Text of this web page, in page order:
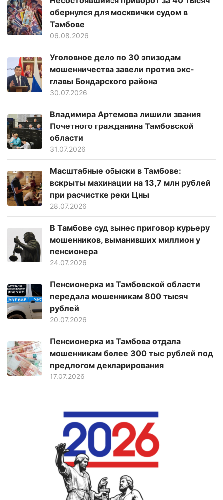
обернулся для москвички судом в
Тамбове
06.08.2026
Уголовное дело по 30 эпизодам
мошенничества завели против экс-
главы Бондарского района
30.07.2026
Владимира Артемова лишили звания
Почетного гражданина Тамбовской
области
31.07.2026
Масштабные обыски в Тамбове:
вскрыты махинации на 13,7 млн рублей
при расчистке реки Цны
28.07.2026
В Тамбове суд вынес приговор курьеру
мошенников, выманивших миллион у
пенсионера
24.07.2026
Пенсионерка из Тамбовской области
передала мошенникам 800 тысяч
рублей
20.07.2026
Пенсионерка из Тамбова отдала
мошенникам более 300 тыс рублей под
предлогом декларирования
17.07.2026